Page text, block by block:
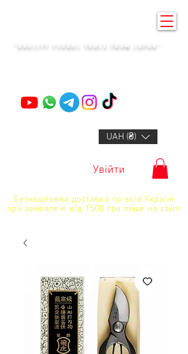
"QUALITY FLORAL TOOLS FROM JAPAN"
UAH (₴)
Увійти
Безкоштовна доставка по всій Україні
при замовлені від 1500 грн лише на сайті